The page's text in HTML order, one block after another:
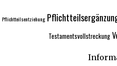
Pflichtteilsentziehung
Testamentsvollstreckung